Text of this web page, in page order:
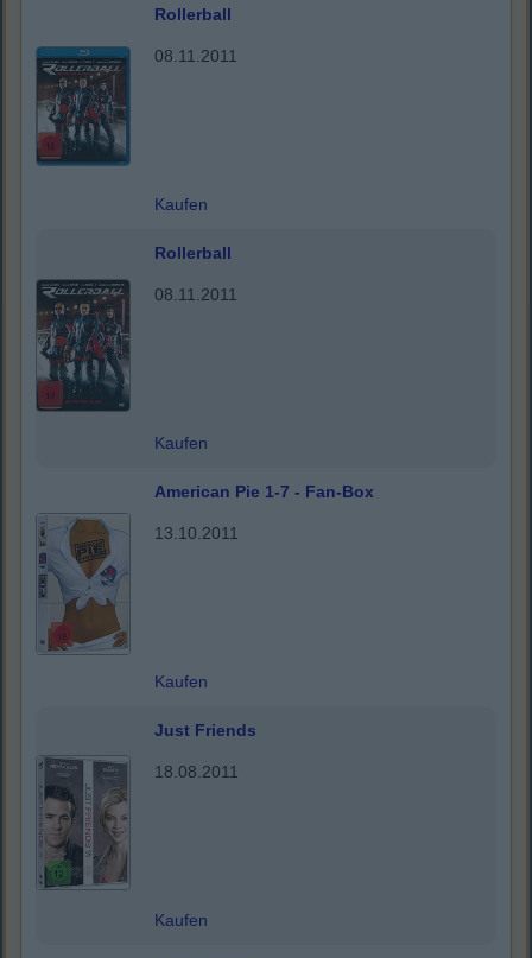
Rollerball
08.11.2011
Kaufen
Rollerball
08.11.2011
Kaufen
American Pie 1-7 - Fan-Box
13.10.2011
Kaufen
Just Friends
18.08.2011
Kaufen